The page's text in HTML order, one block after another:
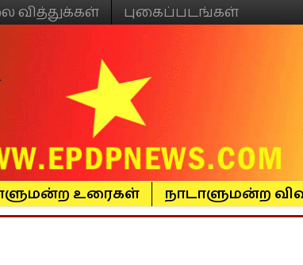
வித்துக்கள் புகைப்படங்கள்
உரைகள் நாடாளுமன்ற